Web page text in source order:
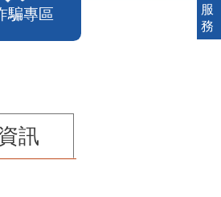
騙專區
訊
服
務